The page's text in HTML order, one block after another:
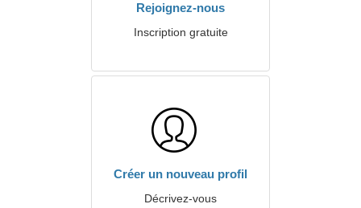
Rejoignez-nous
Inscription gratuite
Créer un nouveau profil
Décrivez-vous